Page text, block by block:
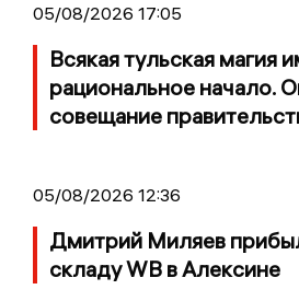
05/08/2026 17:05
Всякая тульская магия
рациональное начало.
совещание
05/08/2026 12:36
Дмитрий Миляев
складу WB в Алексине